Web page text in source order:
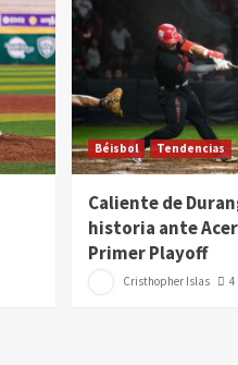
Béisbol Tendencias
Caliente de
historia ante
Primer Playoff
Cristhopher Islas 4